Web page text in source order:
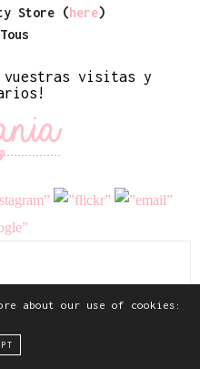
Store (here)
Tous
vuestras visitas y
about our use of cookies: